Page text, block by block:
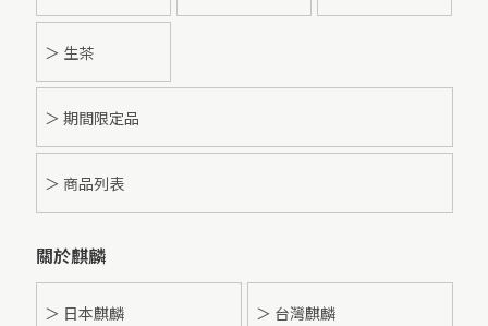
＞ 生茶
＞ 期間限定品
＞ 商品列表
關於麒麟
＞ 日本麒麟 ＞ 台灣麒麟